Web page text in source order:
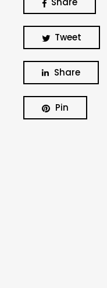
Tweet
Share
Pin